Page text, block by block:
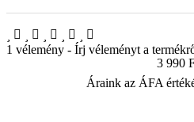
1 vélemény - Írj véleményt a
3 990
Áraink az ÁFA